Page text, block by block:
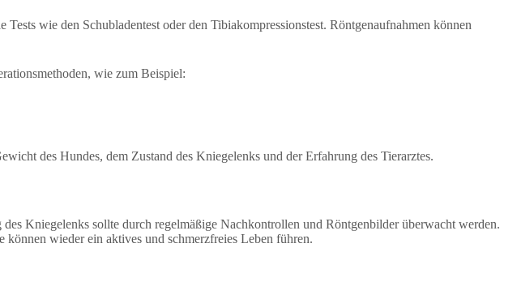
wie den Schubladentest oder den Tibiakompressionstest. Röntgenaufnahmen können
wie zum Beispiel:
des Hundes, dem Zustand des Kniegelenks und der Erfahrung des Tierarztes.
Kniegelenks sollte durch regelmäßige Nachkontrollen und Röntgenbilder überwacht werden.
wieder ein aktives und schmerzfreies Leben führen.